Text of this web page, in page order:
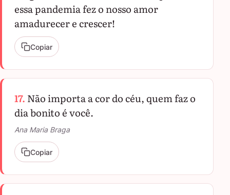
essa pandemia fez o nosso amor
amadurecer e crescer!
Copiar
17. Não importa a cor do céu, quem faz o
dia bonito é você.
Ana Maria Braga
Copiar